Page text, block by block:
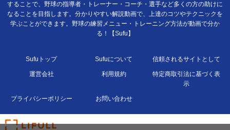
することで、野球の指導者・トレーナー・コーチ・選手など多くの方の助けに
なることを目指します。分かりやすい解説動画で、上達のコツやテクニックを
学ぶことができます。野球の練習メニュー・トレーニング方法が動画で分か
る！【Sufu】
Sufuトップ Sufuについて 信頼されるサイトとして
運営会社 利用規約
特定商取引法に基づく表
示
プライバシーポリシー お問い合わせ